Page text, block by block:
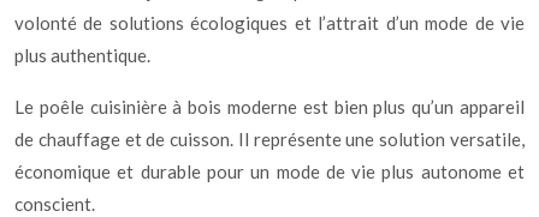
volonté de solutions écologiques et l’attrait d’un mode de vie
plus authentique.
Le poêle cuisinière à bois moderne est bien plus qu’un appareil
de chauffage et de cuisson. Il représente une solution versatile,
économique et durable pour un mode de vie plus autonome et
conscient.